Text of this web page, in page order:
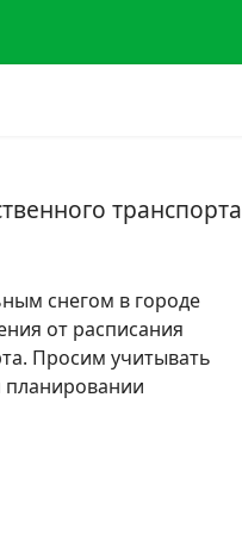
транспорта
снегом в городе
от расписания
Просим учитывать